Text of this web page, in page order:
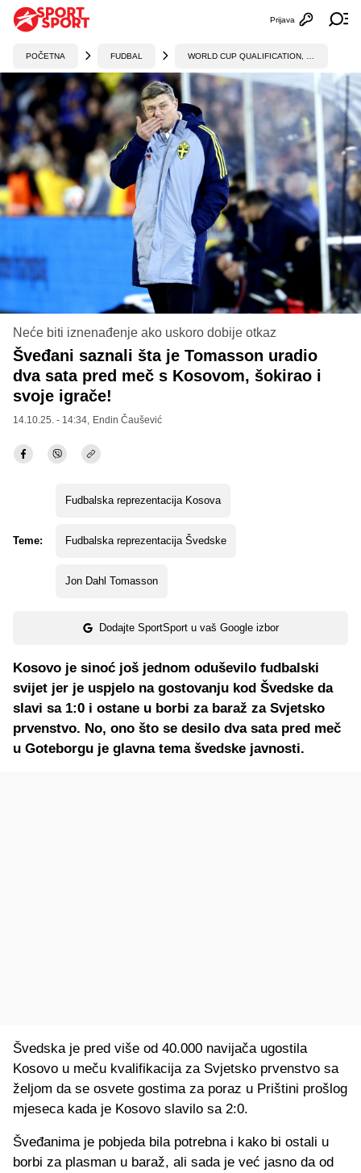
Otvori
Prijava
POČETNA FUDBAL
Neće biti iznenađenje ako uskoro dobije otkaz
Šveđani saznali šta je Tomasson uradio
dva sata pred meč s Kosovom, šokirao i
svoje igrače!
14.10.25. - 14:34, Endin Čaušević
Teme:
Fudbalska reprezentacija Kosova
Fudbalska reprezentacija Švedske
Jon Dahl Tomasson
Dodajte SportSport u vaš Google izbor
Kosovo je sinoć još jednom oduševilo fudbalski
svijet jer je uspjelo na gostovanju kod Švedske da
slavi sa 1:0 i ostane u borbi za baraž za Svjetsko
prvenstvo. No, ono što se desilo dva sata pred meč
u Goteborgu je glavna tema švedske javnosti.
Švedska je pred više od 40.000 navijača ugostila
Kosovo u meču kvalifikacija za Svjetsko prvenstvo sa
željom da se osvete gostima za poraz u Prištini prošlog
mjeseca kada je Kosovo slavilo sa 2:0.
Šveđanima je pobjeda bila potrebna i kako bi ostali u
borbi za plasman u baraž, ali sada je već jasno da od